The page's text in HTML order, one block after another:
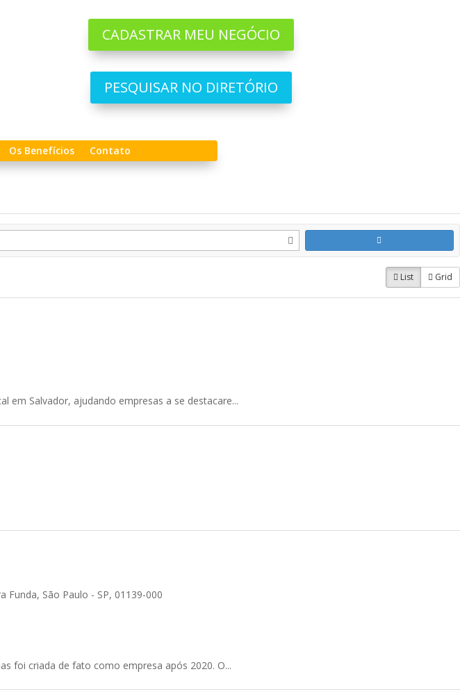
CADASTRAR MEU NEGÓCIO
PESQUISAR NO DIRETÓRIO
Os Benefícios Contato
List Grid
em Salvador, ajudando empresas a se destacare...
Funda, São Paulo - SP, 01139-000
foi criada de fato como empresa após 2020. O...